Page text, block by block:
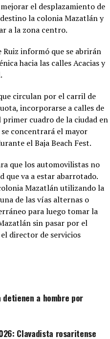
el desplazamiento de
la colonia Mazatlán y
a la zona centro.
informó que se abrirán
hacia las calles Acacias y
circulan por el carril de
incorporarse a calles de
cuadro de la ciudad en
concentrará el mayor
el Baja Beach Fest.
que los automovilistas no
que va a estar abarrotado.
Mazatlán utilizando la
de las vías alternas o
para luego tomar la
sin pasar por el
director de servicios
a hombre por
Clavadista rosaritense